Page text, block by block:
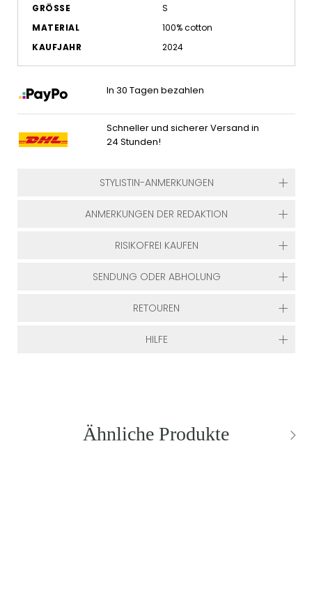
GRÖSSE
S
MATERIAL
100% cotton
KAUFJAHR
2024
In 30 Tagen bezahlen
Schneller und sicherer Versand in
24 Stunden!
STYLISTIN-ANMERKUNGEN
ANMERKUNGEN DER REDAKTION
RISIKOFREI KAUFEN
SENDUNG ODER ABHOLUNG
RETOUREN
HILFE
Ähnliche Produkte